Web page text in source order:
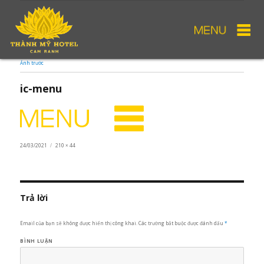
Ảnh trước
ic-menu
Đăng
24/03/2021
Kích
210 × 44
Trả lời
Email của bạn sẽ không được hiển thị công khai. Các trường bắt buộc được đánh dấu*
BÌNH LUẬN